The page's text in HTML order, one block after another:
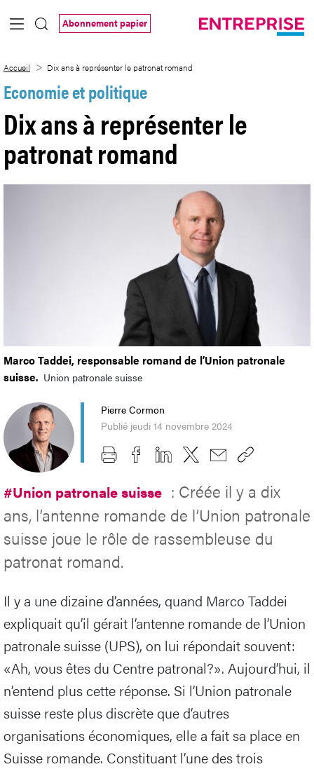
Saut au contenu principal
Abonnement papier
Accueil Dix ans à représenter le patronat romand
Economie et politique
Dix ans à représenter le
patronat romand
Marco Taddei, responsable romand de l’Union patronale
suisse. Union patronale suisse
Pierre Cormon
Publié jeudi 14 novembre 2024
#Union patronale suisse : Créée il y a dix
ans, l’antenne romande de l’Union patronale
suisse joue le rôle de rassembleuse du
patronat romand.
Il y a une dizaine d’années, quand Marco Taddei
expliquait qu’il gérait l’antenne romande de l’Union
patronale suisse (UPS), on lui répondait souvent:
«Ah, vous êtes du Centre patronal?». Aujourd’hui, il
n’entend plus cette réponse. Si l’Union patronale
suisse reste plus discrète que d’autres
organisations économiques, elle a fait sa place en
Suisse romande. Constituant l’une des trois